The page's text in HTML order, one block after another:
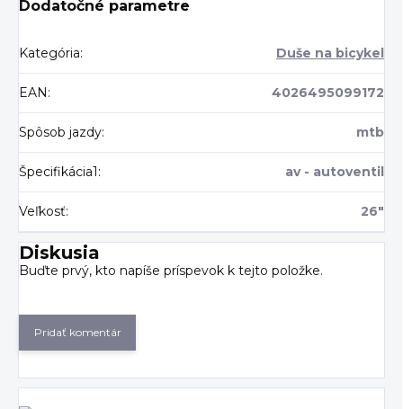
Dodatočné parametre
Kategória: Duše na bicykel
EAN : 4026495099172
Spôsob jazdy: mtb
Špecifikácia1 : av - autoventil
Veľkosť: 26"
Diskusia
Buďte prvý, kto napíše príspevok k tejto položke.
Pridať komentár